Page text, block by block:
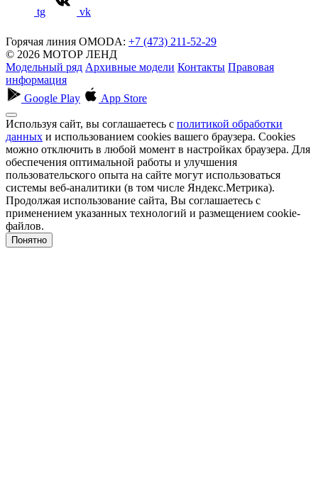
tg vk
Горячая линия OMODA: +7 (473) 211-52-29
© 2026 МОТОР ЛЕНД
Модельный ряд Архивные модели Контакты Правовая
информация
Google Play
App Store
Используя сайт, вы соглашаетесь с политикой обработки
данных и использованием cookies вашего браузера. Cookies
можно отключить в любой момент в настройках браузера. Для
обеспечения оптимальной работы и улучшения
пользовательского опыта на сайте могут использоваться
системы веб-аналитики (в том числе Яндекс.Метрика).
Продолжая использование сайта, Вы соглашаетесь с
применением указанных технологий и размещением cookie-
файлов.
Понятно